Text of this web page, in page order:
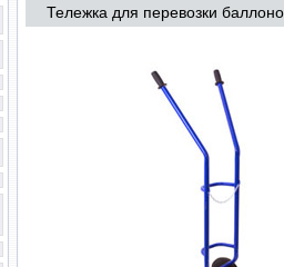
Тележка для перевозки